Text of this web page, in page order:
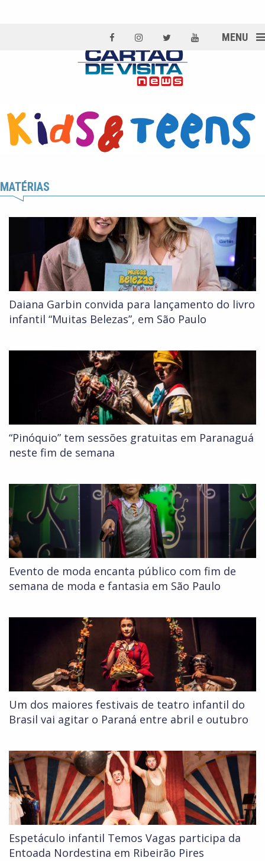
MENU
MATÉRIAS
Daiana Garbin convida para lançamento do livro
infantil “Muitas Belezas”, em São Paulo
“Pinóquio” tem sessões gratuitas em Paranaguá
neste fim de semana
Evento de moda encanta público com fim de
semana de moda e fantasia em São Paulo
Um dos maiores festivais de teatro infantil do
Brasil vai agitar o Paraná entre abril e outubro
Espetáculo infantil Temos Vagas participa da
Entoada Nordestina em Ribeirão Pires